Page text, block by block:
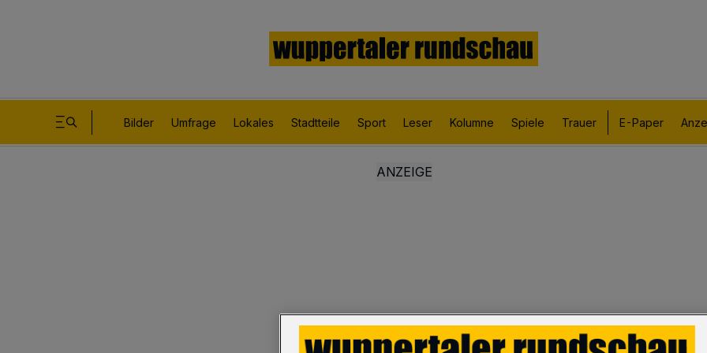
Bilder Umfrage Lokales Stadtteile Sport Leser Kolumne Spiele Trauer E-Paper